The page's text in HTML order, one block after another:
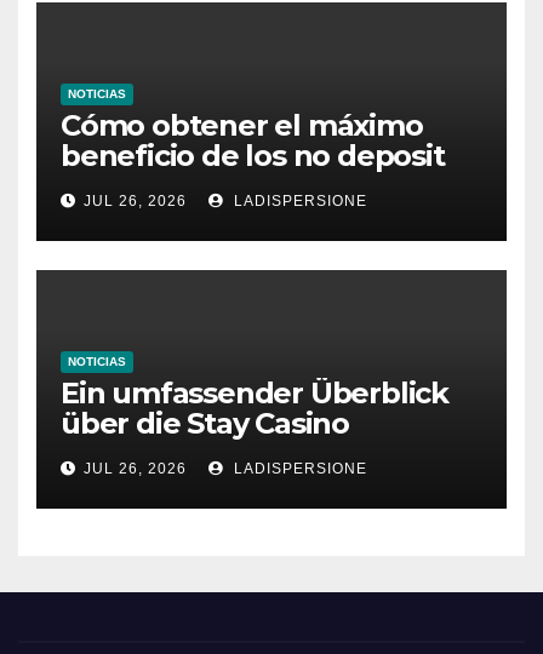
NOTICIAS
Cómo obtener el máximo
beneficio de los no deposit
bonus codes de roby casino
JUL 26, 2026 LADISPERSIONE
NOTICIAS
Ein umfassender Überblick
über die Stay Casino
Bonusbedingungen
JUL 26, 2026 LADISPERSIONE